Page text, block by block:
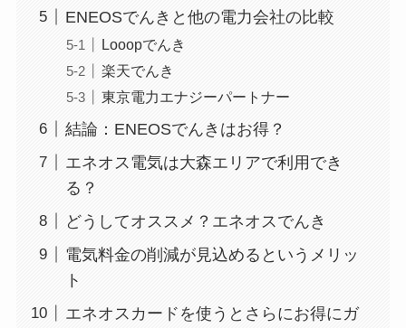
ENEOSでんきと他の電力会社の比較
Looopでんき
楽天でんき
東京電力エナジーパートナー
結論：ENEOSでんきはお得？
エネオス電気は大森エリアで利用でき
る？
どうしてオススメ？エネオスでんき
電気料金の削減が見込めるというメリッ
ト
エネオスカードを使うとさらにお得にガ